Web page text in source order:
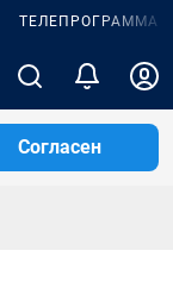
ТЕЛЕПРОГРАММА
Согласен